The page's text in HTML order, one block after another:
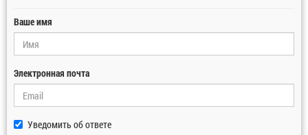
Ваше имя
Электронная почта
Уведомить об ответе